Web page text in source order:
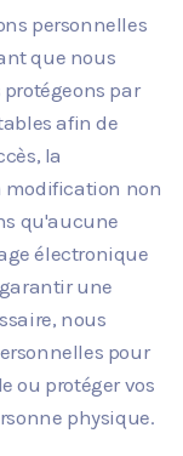
personnelles
que nous
par
afin de
la
non
qu'aucune
électronique
une
nous
pour
ou protéger vos
physique.